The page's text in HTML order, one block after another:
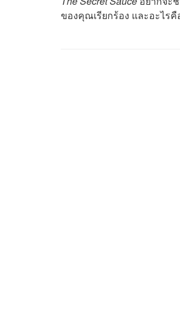
ของคุณเรียกร้อง และอะไร